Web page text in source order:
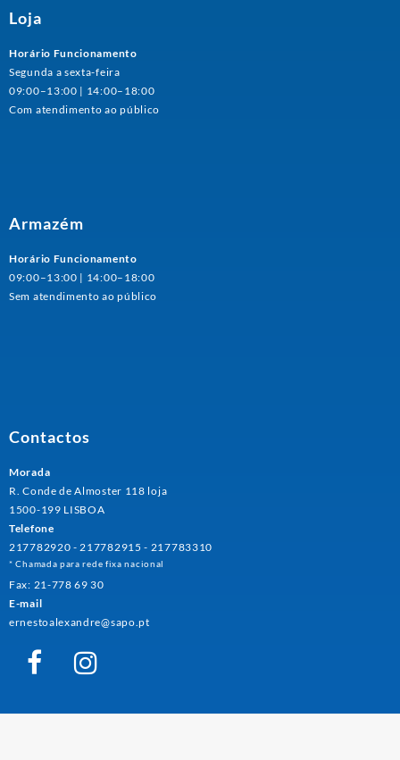
Loja
Horário Funcionamento
Segunda a sexta-feira
09:00–13:00 | 14:00–18:00
Com atendimento ao público
Armazém
Horário Funcionamento
09:00–13:00 | 14:00–18:00
Sem atendimento ao público
Contactos
Morada
R. Conde de Almoster 118 loja
1500-199 LISBOA
Telefone
217782920 - 217782915 - 217783310
* Chamada para rede fixa nacional
Fax: 21-778 69 30
E-mail
ernestoalexandre@sapo.pt